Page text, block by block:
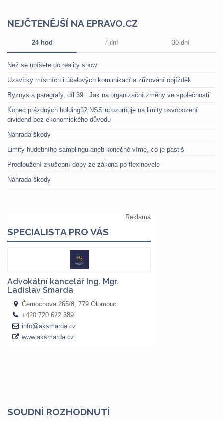
NEJČTENĚJŠÍ NA EPRAVO.CZ
24 hod 7 dní 30 dní
Než se upíšete do reality show
Uzavírky místních i účelových komunikací a zřizování objížděk
Byznys a paragrafy, díl 39.: Jak na organizační změny ve společnosti
Konec prázdných holdingů? NSS upozorňuje na limity osvobození
dividend bez ekonomického důvodu
Náhrada škody
Limity hudebního samplingu aneb konečně víme, co je pastiš
Prodloužení zkušební doby ze zákona po flexinovele
Náhrada škody
SOUDNÍ ROZHODNUTÍ